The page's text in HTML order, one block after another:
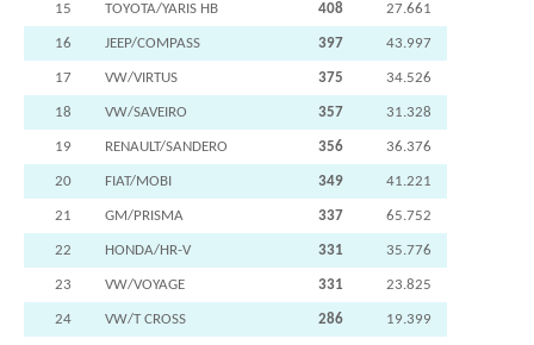
15 TOYOTA/YARIS HB 408 27.661
16 JEEP/COMPASS 397 43.997
17 VW/VIRTUS 375 34.526
18 VW/SAVEIRO 357 31.328
19 RENAULT/SANDERO 356 36.376
20 FIAT/MOBI 349 41.221
21 GM/PRISMA 337 65.752
22 HONDA/HR-V 331 35.776
23 VW/VOYAGE 331 23.825
24 VW/T CROSS 286 19.399